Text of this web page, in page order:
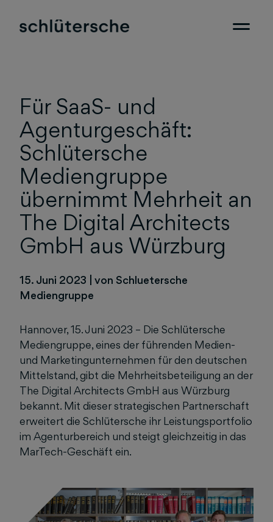
Für SaaS- und
Agenturgeschäft:
Schlütersche
Mediengruppe
übernimmt Mehrheit an
The Digital Architects
GmbH aus Würzburg
15. Juni 2023
von Schluetersche
Mediengruppe
Hannover, 15. Juni 2023 – Die Schlütersche
Mediengruppe, eines der führenden Medien-
und Marketingunternehmen für den deutschen
Mittelstand, gibt die Mehrheitsbeteiligung an der
The Digital Architects GmbH aus Würzburg
bekannt. Mit dieser strategischen Partnerschaft
erweitert die Schlütersche ihr Leistungsportfolio
im Agenturbereich und steigt gleichzeitig in das
MarTech-Geschäft ein.